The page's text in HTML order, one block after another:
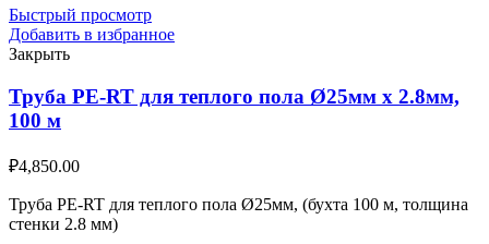
Быстрый просмотр
Добавить в избранное
Закрыть
Труба PE-RT для теплого пола Ø25мм х 2.8мм,
100 м
₽4,850.00
Труба PE-RT для теплого пола Ø25мм, (бухта 100 м, толщина
стенки 2.8 мм)